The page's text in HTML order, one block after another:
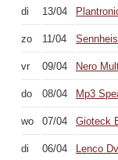
di 13/04
zo 11/04
vr 09/04 Nero
do 08/04 Mp3
wo 07/04 Gioteck
di 06/04 Lenco